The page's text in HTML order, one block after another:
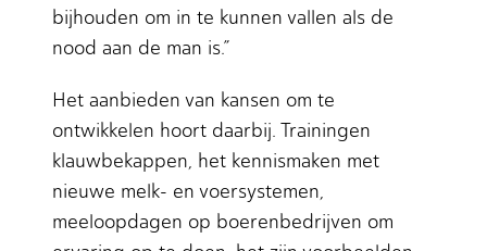
bijhouden om in te kunnen vallen als de
nood aan de man is.”
Het aanbieden van kansen om te
ontwikkelen hoort daarbij. Trainingen
klauwbekappen, het kennismaken met
nieuwe melk- en voersystemen,
meeloopdagen op boerenbedrijven om